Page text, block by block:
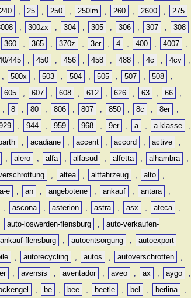
240 , 25 , 250 , 250lm , 260 , 2600 ,
275
, 300zx , 304 , 305 , 306 , 307 ,
308
360 , 365 , 370z , 3er , 4 , 400 , 4007
,
445 , 450 , 456 , 458 , 488 , 4c , 4cv
,
, 500x , 503 , 504 , 505 , 507 , 508
,
605 , 607 , 608 , 612 , 626 , 63 , 66
,
, 8 , 80 , 806 , 807 , 850 , 8c , 8er
,
, 944 , 959 , 968 , 9er , a , a-klasse
,
, acadiane , accent , accord , active
,
, alero , alfa , alfasud , alfetta , alhambra
,
, altea , altfahrzeug , alto
,
e , an , angebotene , ankauf , antara
,
, ascona , asterion , astra , asx , ateca
,
auto-loswerden-flensburg ,
auto-verkaufen-
flensburg , autoentsorgung ,
autoexport-
, autorecycling , autos , autoverschrotten
,
, avensis , aventador , aveo , ax , aygo
,
, be , bee , beetle , bel , berlina
,